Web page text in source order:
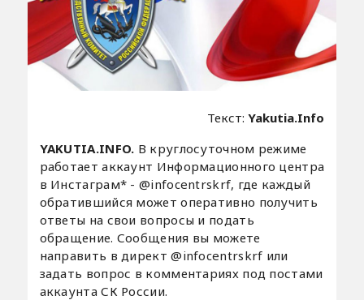
Текст:Yakutia.Info
YAKUTIA.INFO. В круглосуточном режиме
работает аккаунт Информационного центра
в Инстаграм* - @infocentrskrf, где каждый
обратившийся может оперативно получить
ответы на свои вопросы и подать
обращение. Сообщения вы можете
направить в директ @infocentrskrf или
задать вопрос в комментариях под постами
аккаунта СК России.